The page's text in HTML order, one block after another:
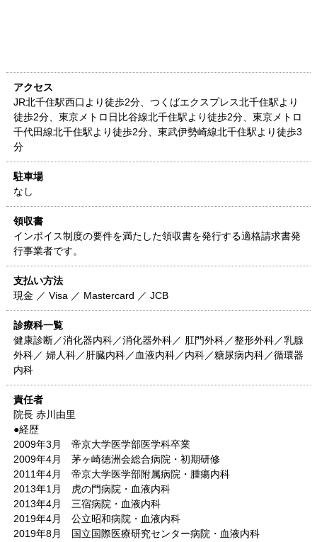
アクセス
JR北千住駅西口より徒歩2分、つくばエクスプレス北千住駅より
徒歩2分、東京メトロ日比谷線北千住駅より徒歩2分、東京メトロ
千代田線北千住駅より徒歩2分、東武伊勢崎線北千住駅より徒歩3
分
駐車場
なし
領収書
インボイス制度の要件を満たした領収書を発行する適格請求書発
行事業者です。
支払い方法
現金 ／ Visa ／ Mastercard ／ JCB
診療科一覧
健康診断／消化器内科／消化器外科／ 肛門外科／整形外科／乳腺
外科／ 婦人科／肝臓内科／血液内科／内科／糖尿病内科／循環器
内科
責任者
院長 赤川由里
●経歴
2009年3月 帝京大学医学部医学科卒業
2009年4月 茅ヶ崎徳洲会総合病院・初期研修
2011年4月 帝京大学医学部附属病院・腫瘍内科
2013年1月 虎の門病院・血液内科
2013年4月 三宿病院・血液内科
2019年4月 公立昭和病院・血液内科
2019年8月 国立国際医療研究センター病院・血液内科